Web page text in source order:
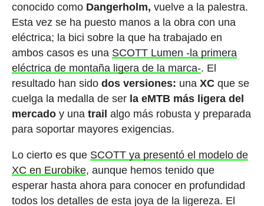
conocido como Dangerholm, vuelve a la palestra.
Esta vez se ha puesto manos a la obra con una
eléctrica; la bici sobre la que ha trabajado en
ambos casos es una SCOTT Lumen -la primera
eléctrica de montaña ligera de la marca-. El
resultado han sido dos versiones: una XCque se
cuelga la medalla de ser la eMTB más ligera del
mercadoy una trail algo más robusta y preparada
para soportar mayores exigencias.
Lo cierto es que SCOTT ya presentó el modelo de
XC en Eurobike, aunque hemos tenido que
esperar hasta ahora para conocer en profundidad
todos los detalles de esta joya de la ligereza. El